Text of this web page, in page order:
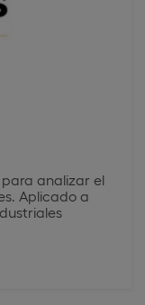
analizar el
Aplicado a